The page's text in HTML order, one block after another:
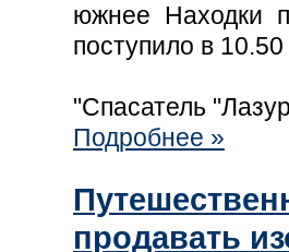
южнее Находки
поступило в
"Спасатель
Подробнее »
продавать